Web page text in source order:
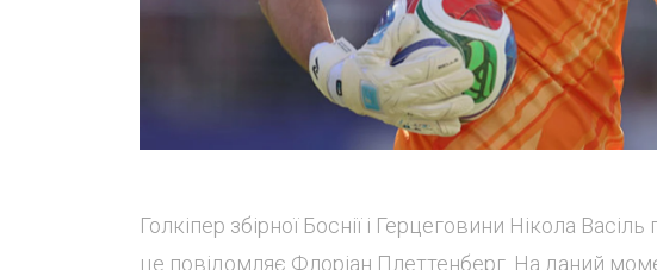
Голкіпер збірної Боснії і Герцеговини Нікола
це повідомляє Флоріан Плеттенберг. На даний